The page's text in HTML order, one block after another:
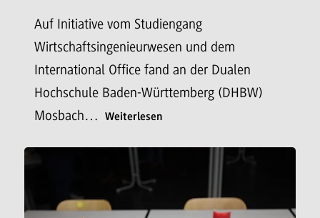
Auf Initiative vom Studiengang
Wirtschaftsingenieurwesen und dem
International Office fand an der Dualen
Hochschule Baden-Württemberg (DHBW)
Mosbach…
Weiterlesen